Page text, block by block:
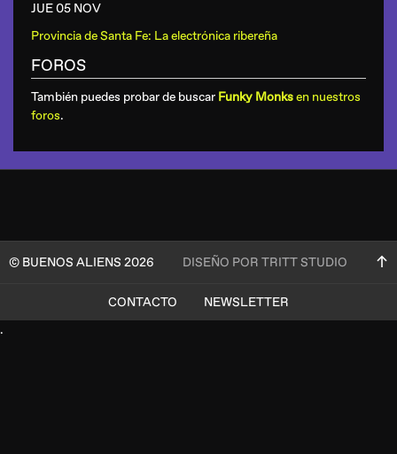
JUE 05 NOV
Provincia de Santa Fe: La electrónica ribereña
FOROS
También puedes probar de buscar Funky Monksen nuestros
foros.
© BUENOS ALIENS 2026 DISEÑO POR TRITT STUDIO
CONTACTO
NEWSLETTER
.